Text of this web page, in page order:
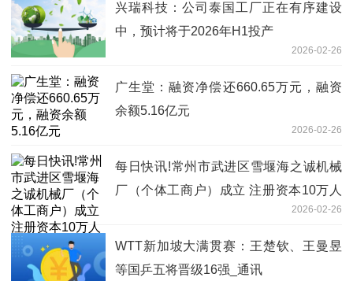
兴瑞科技：公司泰国工厂正在有序建设
中，预计将于2026年H1投产
2026-02-26
广生堂：融资净偿还660.65万元，融资
余额5.16亿元
2026-02-26
每日快讯!常州市武进区雪堰海之诚机械
厂（个体工商户）成立 注册资本10万人
2026-02-26
WTT新加坡大满贯赛：王楚钦、王曼昱
等国乒五将晋级16强_通讯